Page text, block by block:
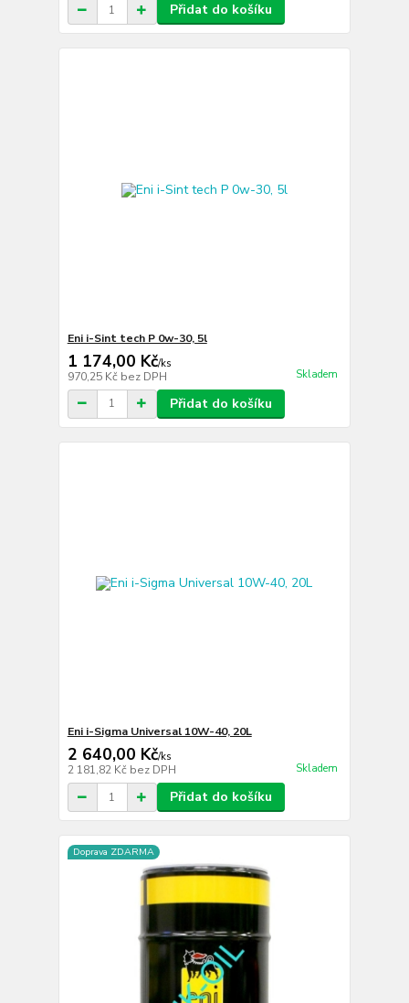
Přidat do košíku
Eni i-Sint tech P 0w-30, 5l
1 174,00 Kč/ks
970,25 Kč bez DPH Skladem
Přidat do košíku
Eni i-Sigma Universal 10W-40, 20L
2 640,00 Kč/ks
2 181,82 Kč bez DPH Skladem
Přidat do košíku
Doprava ZDARMA